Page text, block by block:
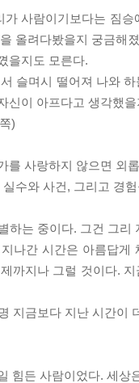
가 사람이기보다는 짐
올려다봤을지 궁금해
을지도 모른다.
슬며시 떨어져 나와
신이 아프다고 생각했
)
를 사랑하지 않으면 외
수와 사건, 그리고 경
하는 중이다. 그건 그
나간 시간은 아름답
까지나 그럴 것이다.
지금보다 지난 시간이
힘든 사람이었다. 세